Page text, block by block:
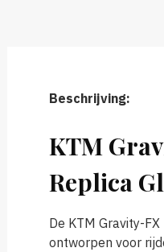
Beschrijving:
KTM
Replica
De KTM Gravity-
ontworpen voor